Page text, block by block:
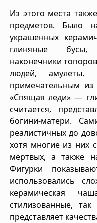
Из этого места
предметов. Было
украшенных
глиняные бусы,
наконечники
людей, амулеты.
примечательным из
«Спящая леди» —
считается,
богини-матери.
реалистичных до
хотя многие из них
мёртвых, а также
Фигурки
использовались
керамическая
стилизованные,
представляет